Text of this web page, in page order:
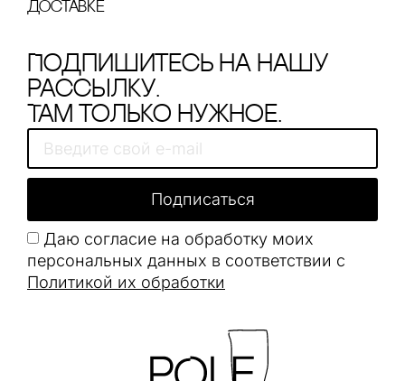
доставке
Подпишитесь на нашу
рассылку.
Там только нужное.
Даю согласие на обработку моих
персональных данных в соответствии с
Политикой их обработки
Подписаться